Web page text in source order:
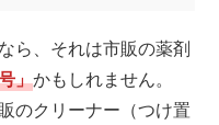
ら、それは市販の薬剤
」かもしれません。
のクリーナー（つけ置